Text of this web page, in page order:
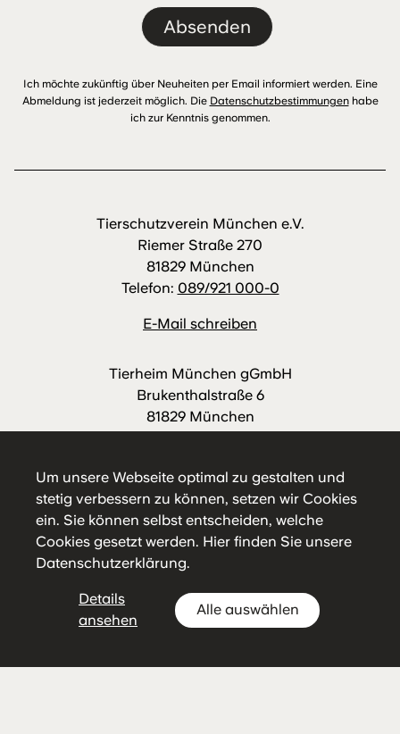
Um unsere Webseite optimal zu gestalten und
stetig verbessern zu können, setzen wir Cookies
ein. Sie können selbst entscheiden, welche
Cookies gesetzt werden. Hier finden Sie unsere
Datenschutzerklärung.
Details
ansehen
Alle auswählen
Tierschutzverein München e.V.
Riemer Straße 270
81829 München
Telefon: 089/921 000-0
E-Mail schreiben
Tierheim München gGmbH
Brukenthalstraße 6
81829 München
E-Mail schreiben
Absenden
Ich möchte zukünftig über Neuheiten per Email informiert werden. Eine
Abmeldung ist jederzeit möglich. Die Datenschutzbestimmungenhabe
ich zur Kenntnis genommen.
Impressum Datenschutz Hausordnung